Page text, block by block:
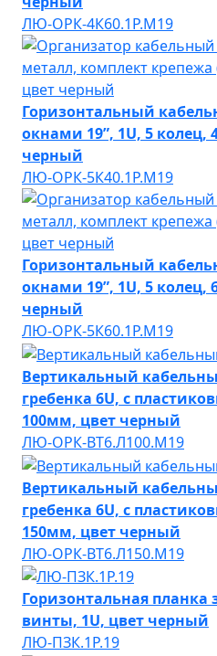
ЛЮ-ОРК-4К60.1Р.М19
Горизонтальный
окнами 19”, 1U, 5
черный
ЛЮ-ОРК-5К40.1Р.М19
Горизонтальный
окнами 19”, 1U, 5
черный
ЛЮ-ОРК-5К60.1Р.М19
Вертикальный
гребенка 6U, с
100мм, цвет черный
ЛЮ-ОРК-ВТ6.Л100.М19
Вертикальный
гребенка 6U, с
150мм, цвет черный
ЛЮ-ОРК-ВТ6.Л150.М19
Горизонтальная планка
винты, 1U, цвет черный
ЛЮ-ПЗК.1Р.19